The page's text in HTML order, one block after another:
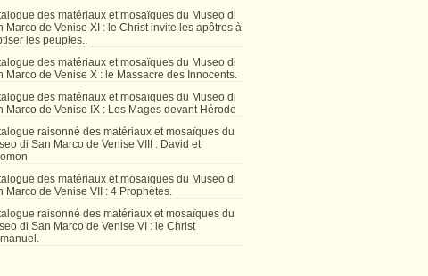
des matériaux et mosaïques du Museo di
Marco de Venise XI : le Christ invite les apôtres à
les peuples..
des matériaux et mosaïques du Museo di
Marco de Venise X : le Massacre des Innocents.
des matériaux et mosaïques du Museo di
Marco de Venise IX : Les Mages devant Hérode
raisonné des matériaux et mosaïques du
di San Marco de Venise VIII : David et
des matériaux et mosaïques du Museo di
Marco de Venise VII : 4 Prophètes.
raisonné des matériaux et mosaïques du
di San Marco de Venise VI : le Christ